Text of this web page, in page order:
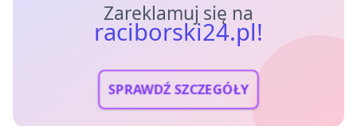
Zareklamuj się na
raciborski24.pl!
SPRAWDŹ SZCZEGÓŁY